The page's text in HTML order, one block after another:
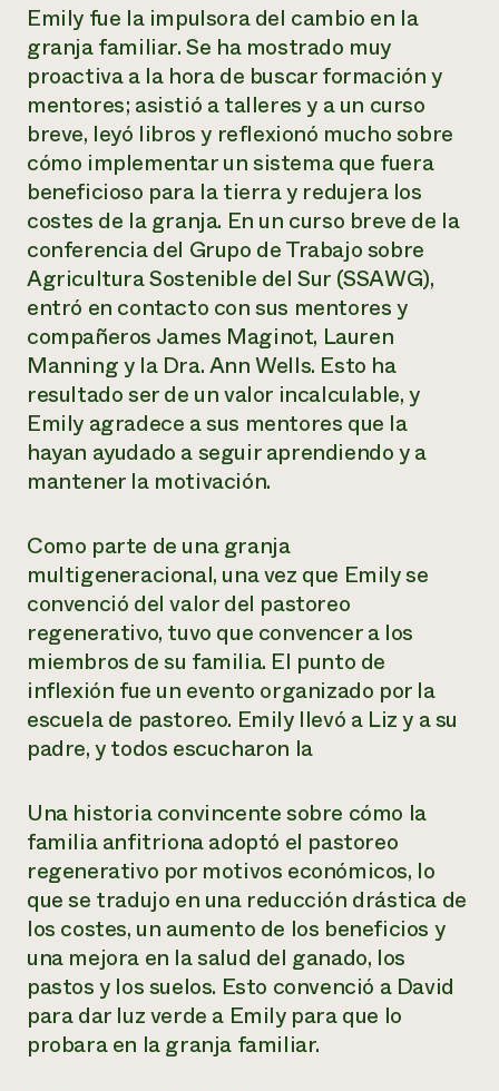
Emily fue la impulsora del cambio en la
granja familiar. Se ha mostrado muy
proactiva a la hora de buscar formación y
mentores; asistió a talleres y a un curso
breve, leyó libros y reflexionó mucho sobre
cómo implementar un sistema que fuera
beneficioso para la tierra y redujera los
costes de la granja. En un curso breve de la
conferencia del Grupo de Trabajo sobre
Agricultura Sostenible del Sur (SSAWG),
entró en contacto con sus mentores y
compañeros James Maginot, Lauren
Manning y la Dra. Ann Wells. Esto ha
resultado ser de un valor incalculable, y
Emily agradece a sus mentores que la
hayan ayudado a seguir aprendiendo y a
mantener la motivación.
Como parte de una granja
multigeneracional, una vez que Emily se
convenció del valor del pastoreo
regenerativo, tuvo que convencer a los
miembros de su familia. El punto de
inflexión fue un evento organizado por la
escuela de pastoreo. Emily llevó a Liz y a su
padre, y todos escucharon la
Una historia convincente sobre cómo la
familia anfitriona adoptó el pastoreo
regenerativo por motivos económicos, lo
que se tradujo en una reducción drástica de
los costes, un aumento de los beneficios y
una mejora en la salud del ganado, los
pastos y los suelos. Esto convenció a David
para dar luz verde a Emily para que lo
probara en la granja familiar.